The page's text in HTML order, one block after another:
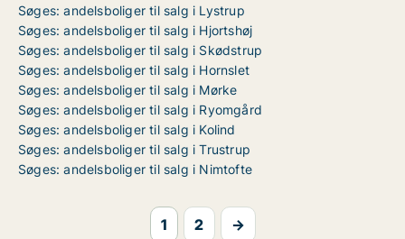
Søges: andelsboliger til salg i Lystrup
Søges: andelsboliger til salg i Hjortshøj
Søges: andelsboliger til salg i Skødstrup
Søges: andelsboliger til salg i Hornslet
Søges: andelsboliger til salg i Mørke
Søges: andelsboliger til salg i Ryomgård
Søges: andelsboliger til salg i Kolind
Søges: andelsboliger til salg i Trustrup
Søges: andelsboliger til salg i Nimtofte
1 2 →